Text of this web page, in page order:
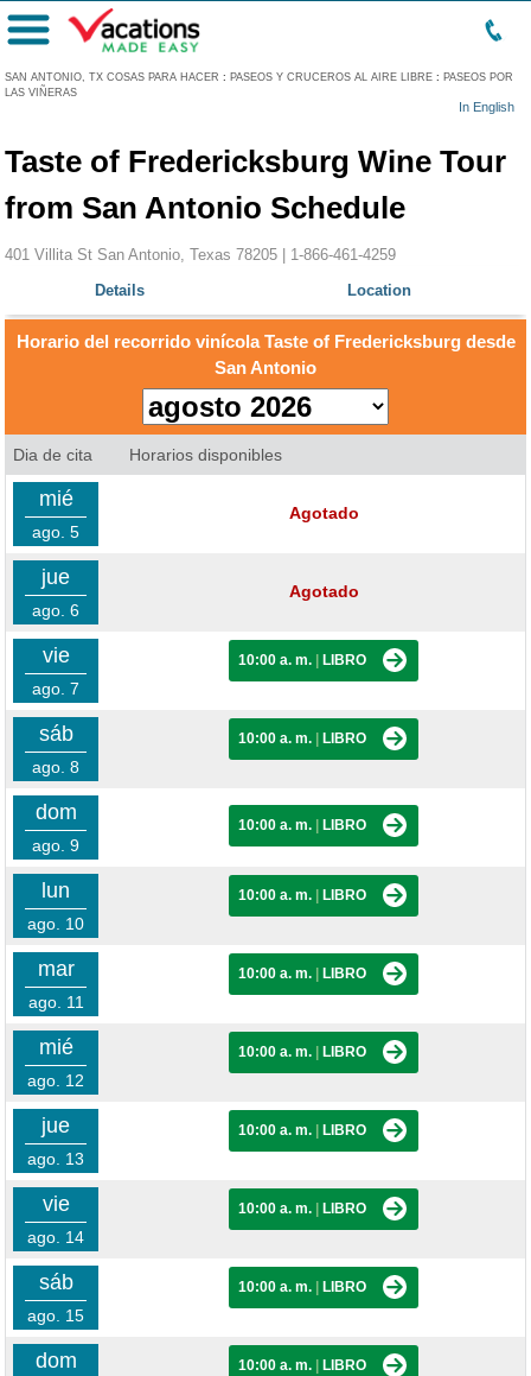
SAN ANTONIO, TX COSAS PARA HACER : PASEOS Y CRUCEROS AL AIRE LIBRE : PASEOS POR
LAS VIÑERAS
In English
Menú
Taste of Fredericksburg Wine Tour
from San Antonio Schedule
401 Villita St San Antonio, Texas 78205 | 1-866-461-4259
Details
Location
Horario del recorrido vinícola Taste of Fredericksburg desde
San Antonio
Dia de cita Horarios disponibles
mié
ago. 5
Agotado
jue
ago. 6
Agotado
vie
ago. 7
10:00 a. m. LIBRO
sáb
ago. 8
10:00 a. m. LIBRO
dom
ago. 9
10:00 a. m. LIBRO
lun
ago. 10
10:00 a. m. LIBRO
mar
ago. 11
10:00 a. m. LIBRO
mié
ago. 12
10:00 a. m. LIBRO
jue
ago. 13
10:00 a. m. LIBRO
vie
ago. 14
10:00 a. m. LIBRO
sáb
ago. 15
10:00 a. m. LIBRO
dom 10:00 a. m. LIBRO